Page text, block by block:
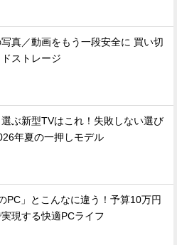
写真／動画をもう一段安全に 買い切
ドストレージ
選ぶ新型TVはこれ！失敗しない選び
年夏の一押しモデル
PC」とこんなに違う！予算10万円
現する快適PCライフ